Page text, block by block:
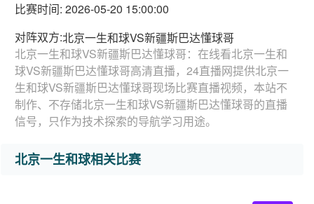
比赛时间: 2026-05-20 15:00:00
对阵双方:北京一生和球VS新疆斯巴达懂球哥
北京一生和球VS新疆斯巴达懂球哥：在线看北京一生和
球VS新疆斯巴达懂球哥高清直播，24直播网提供北京一
生和球VS新疆斯巴达懂球哥现场比赛直播视频，本站不
制作、不存储北京一生和球VS新疆斯巴达懂球哥的直播
信号，只作为技术探索的导航学习用途。
北京一生和球相关比赛